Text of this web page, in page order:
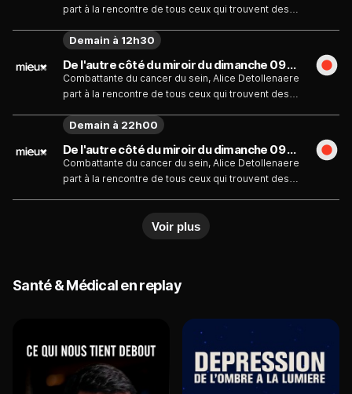
part à la rencontre de tous ceux qui trouvent des
l'on affronte une maladie.
De l'autre côté du miroir du dimanche 09 août
Combattante du cancer du sein, Alice Detollenaere
part à la rencontre de tous ceux qui trouvent des
l'on affronte une maladie.
Demain à 12h30
De l'autre côté du miroir du dimanche 09 août
Combattante du cancer du sein, Alice Detollenaere
part à la rencontre de tous ceux qui trouvent des
l'on affronte une maladie.
Demain à 22h00
Voir plus
Santé & Médical en replay